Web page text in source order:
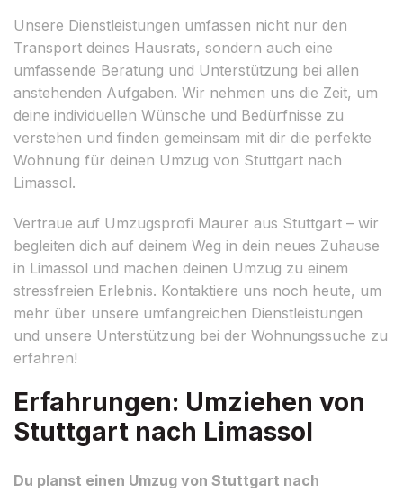
Unsere Dienstleistungen umfassen nicht nur den
Transport deines Hausrats, sondern auch eine
umfassende Beratung und Unterstützung bei allen
anstehenden Aufgaben. Wir nehmen uns die Zeit, um
deine individuellen Wünsche und Bedürfnisse zu
verstehen und finden gemeinsam mit dir die perfekte
Wohnung für deinen Umzug von Stuttgart nach
Limassol.
Vertraue auf Umzugsprofi Maurer aus Stuttgart – wir
begleiten dich auf deinem Weg in dein neues Zuhause
in Limassol und machen deinen Umzug zu einem
stressfreien Erlebnis. Kontaktiere uns noch heute, um
mehr über unsere umfangreichen Dienstleistungen
und unsere Unterstützung bei der Wohnungssuche zu
erfahren!
Erfahrungen: Umziehen von
Stuttgart nach Limassol
Du planst einen Umzug von Stuttgart nach